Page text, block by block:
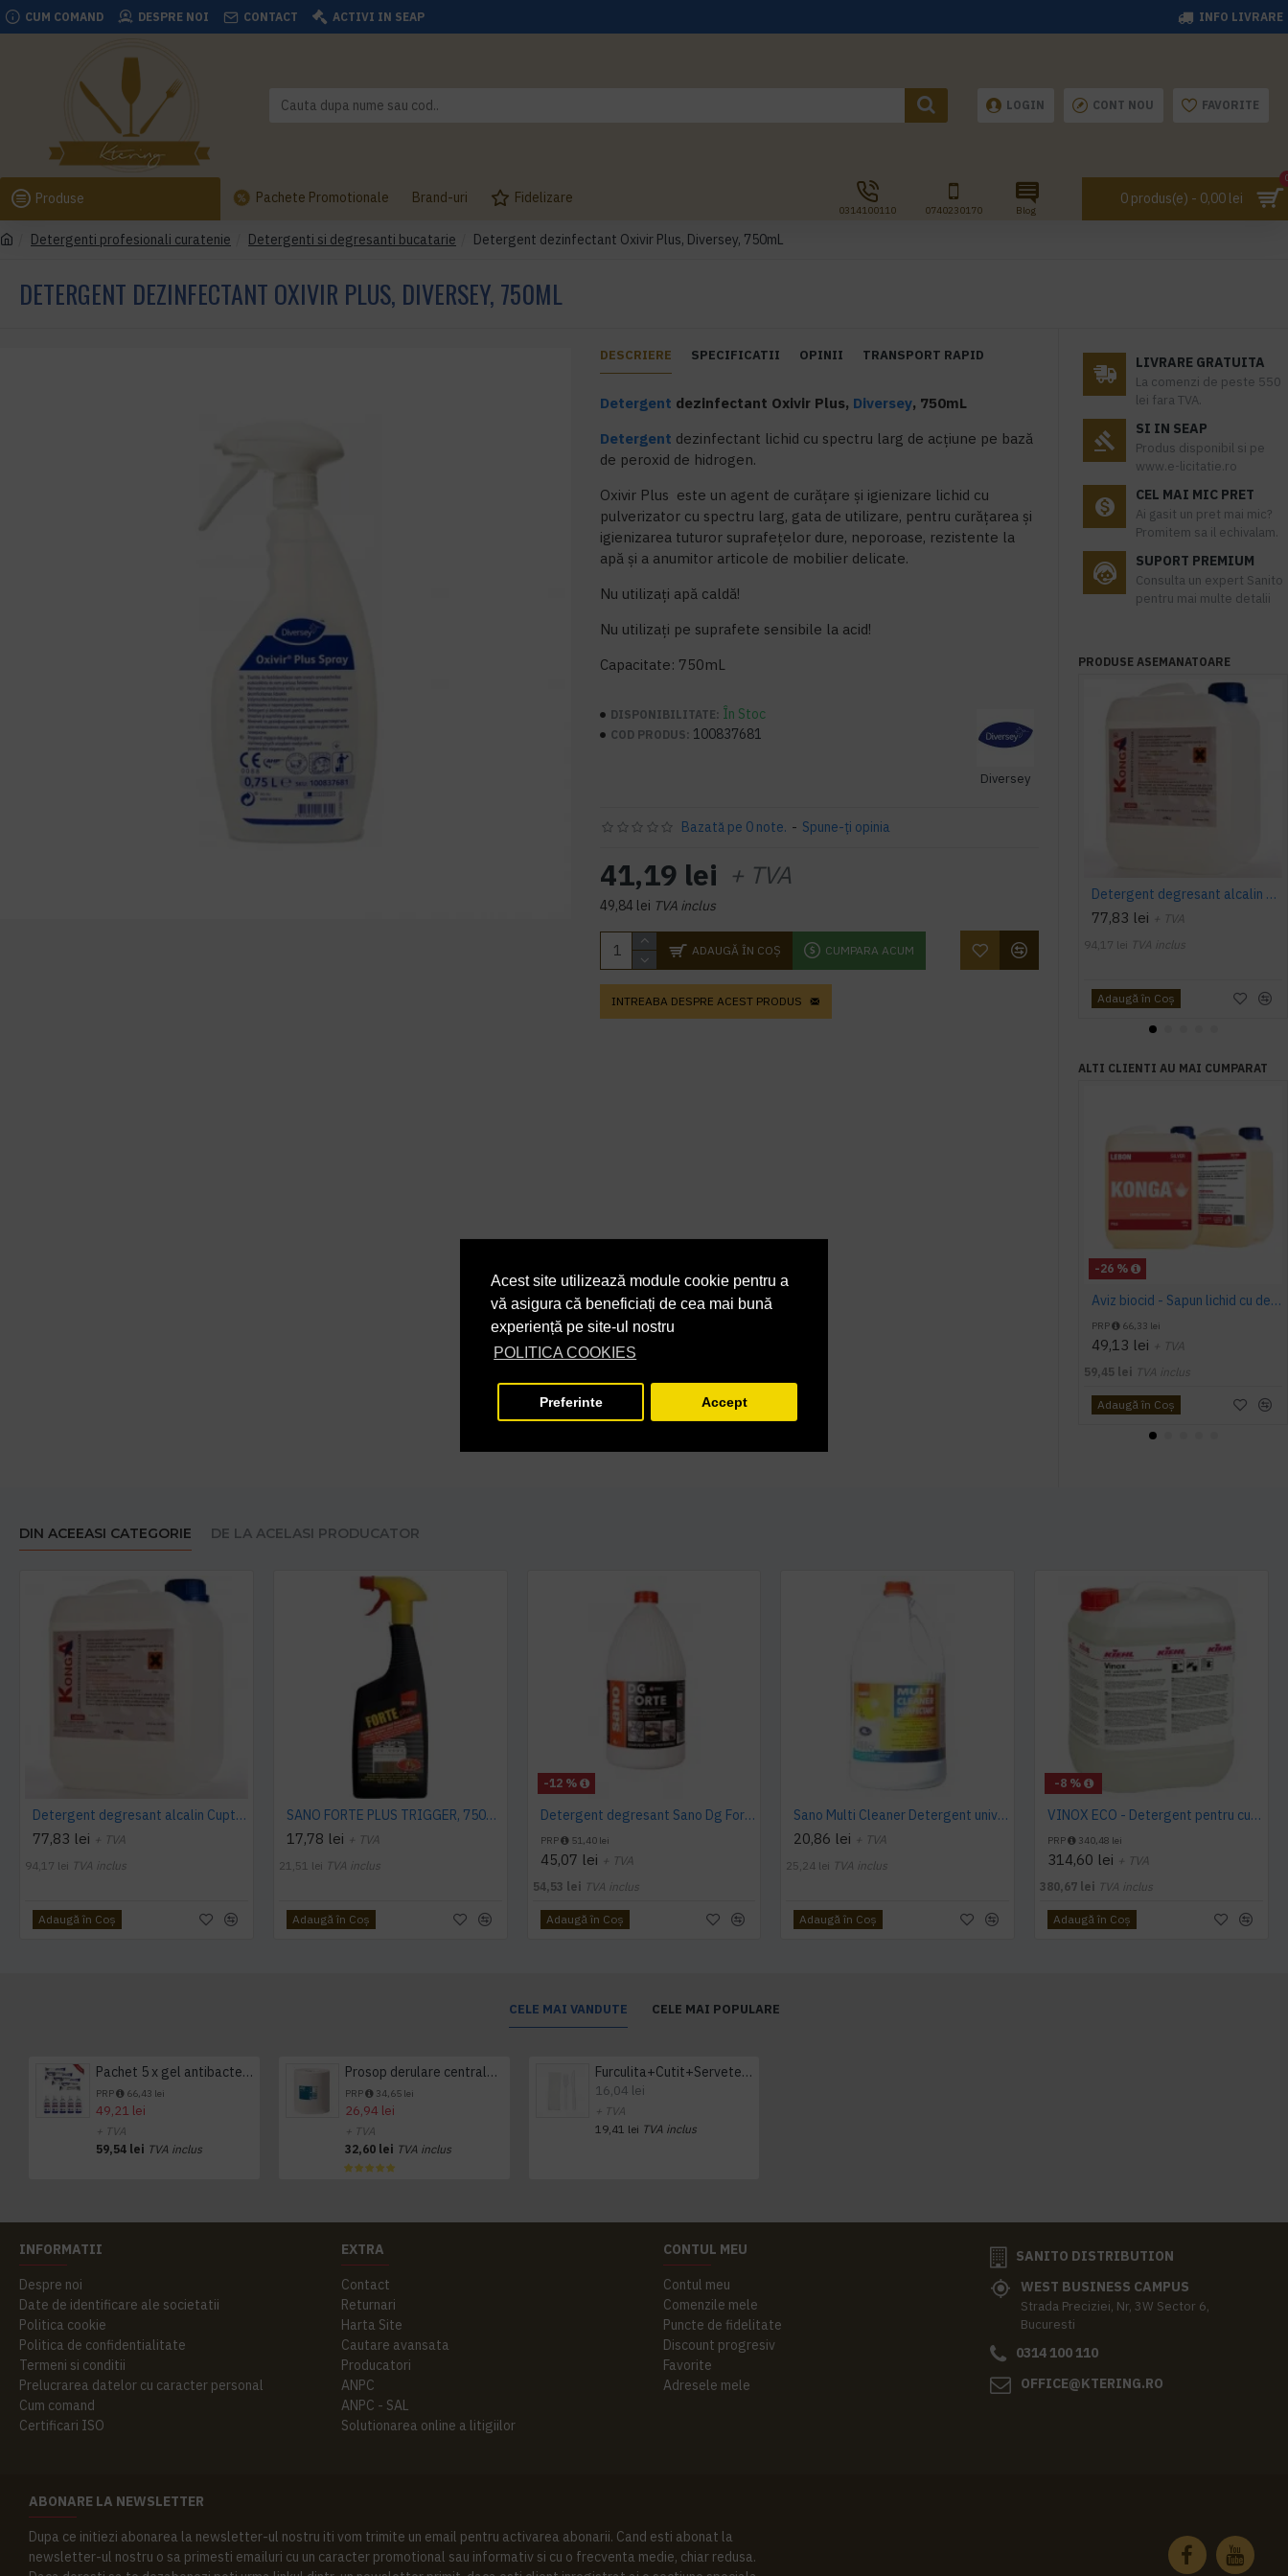
Acest site utilizează module cookie pentru a
vă asigura că beneficiați de cea mai bună
experiență pe site-ul nostru
POLITICA COOKIES
Preferinte Accept
CUM COMAND DESPRE NOI CONTACT ACTIVI IN SEAP INFO LIVRARE
LOGIN CONT NOU FAVORITE
Produse Pachete Promotionale Brand-uri Fidelizare
0314100110 0740230170 Blog
0 produs(e) - 0,00 lei
Detergenti profesionali curatenie Detergenti si degresanti bucatarie Detergent dezinfectant Oxivir Plus, Diversey, 750mL
DETERGENT DEZINFECTANT OXIVIR PLUS, DIVERSEY, 750ML
DESCRIERE SPECIFICATII OPINII TRANSPORT RAPID
Detergent dezinfectant Oxivir Plus, Diversey, 750mL
Detergent dezinfectant lichid cu spectru larg de acțiune pe bază
de peroxid de hidrogen.
Oxivir Plus este un agent de curăţare şi igienizare lichid cu
pulverizator cu spectru larg, gata de utilizare, pentru curăţarea şi
igienizarea tuturor suprafeţelor dure, neporoase, rezistente la
apă şi a anumitor articole de mobilier delicate.
Nu utilizați apă caldă!
Nu utilizați pe suprafete sensibile la acid!
Capacitate: 750mL
DISPONIBILITATE: În Stoc
COD PRODUS: 100837681
Diversey
Bazată pe 0 note. - Spune-ţi opinia
41,19 lei + TVA
49,84 lei TVA inclus
ADAUGĂ ÎN COŞ CUMPARA ACUM
INTREABA DESPRE ACEST PRODUS
LIVRARE GRATUITA
La comenzi de peste 550
lei fara TVA.
SI IN SEAP
Produs disponibil si pe
www.e-licitatie.ro
CEL MAI MIC PRET
Ai gasit un pret mai mic?
Promitem sa il echivalam.
SUPORT PREMIUM
Consulta un expert Sanito
pentru mai multe detalii
PRODUSE ASEMANATOARE
Detergent degresant alcalin Cuptor si Plita, 5 L, Konga
77,83 lei + TVA
94,17 lei TVA inclus
Adaugă în Coş
ALTI CLIENTI AU MAI CUMPARAT
-26 %
Aviz biocid - Sapun lichid cu dezinfectant, 5 L, Konga Silver
PRP 66,33 lei
49,13 lei + TVA
59,45 lei TVA inclus
Adaugă în Coş
DIN ACEEASI CATEGORIE DE LA ACELASI PRODUCATOR
Detergent degresant alcalin Cuptor si Plita, 5 L, Konga
77,83 lei + TVA
94,17 lei TVA inclus
Adaugă în Coş
SANO FORTE PLUS TRIGGER, 750ml, detergent arsuri, grasimi
17,78 lei + TVA
21,51 lei TVA inclus
Adaugă în Coş
-12 %
Detergent degresant Sano Dg Forte 4L
PRP 51,40 lei
45,07 lei + TVA
54,53 lei TVA inclus
Adaugă în Coş
Sano Multi Cleaner Detergent universal gel 4L
20,86 lei + TVA
25,24 lei TVA inclus
Adaugă în Coş
-8 %
VINOX ECO - Detergent pentru curatare suprafete din inox, 10 L, Kiehl
PRP 340,48 lei
314,60 lei + TVA
380,67 lei TVA inclus
Adaugă în Coş
CELE MAI VANDUTE CELE MAI POPULARE
Pachet 5 x gel antibacterian 50ml si 3 x Servetele antibacteriene 48 buc Hygienium
PRP 66,43 lei
49,21 lei
+ TVA
59,54 lei TVA inclus
Prosop derulare centrala 1 pliu, 300 m Tork
PRP 34,65 lei
26,94 lei
+ TVA
32,60 lei TVA inclus
Furculita+Cutit+Servetel 100buc/set
16,04 lei
+ TVA
19,41 lei TVA inclus
INFORMATII
Despre noi
Date de identificare ale societatii
Politica cookie
Politica de confidentialitate
Termeni si conditii
Prelucrarea datelor cu caracter personal
Cum comand
Certificari ISO
EXTRA
Contact
Returnari
Harta Site
Cautare avansata
Producatori
ANPC
ANPC - SAL
Solutionarea online a litigiilor
CONTUL MEU
Contul meu
Comenzile mele
Puncte de fidelitate
Discount progresiv
Favorite
Adresele mele
SANITO DISTRIBUTION
WEST BUSINESS CAMPUS
Strada Preciziei, Nr, 3W Sector 6,
Bucuresti
0314 100 110
OFFICE@KTERING.RO
ABONARE LA NEWSLETTER
Dupa ce initiezi abonarea la newsletter-ul nostru iti vom trimite un email pentru activarea abonarii. Cand esti abonat la
newsletter-ul nostru o sa primesti emailuri cu un caracter promotional sau informativ si cu o frecventa medie, chiar redusa.